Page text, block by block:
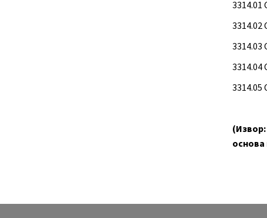
3314.01
3314.02
3314.03
3314.04
3314.05
основа